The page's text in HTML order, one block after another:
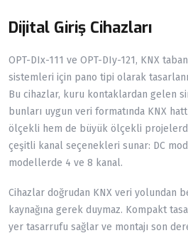
Dijital Giriş Cihazları
OPT-DIx-111 ve OPT-DIy-121, KNX
sistemleri için pano tipi olarak
Bu cihazlar, kuru kontaklardan gelen
bunları uygun veri formatında KNX
ölçekli hem de büyük ölçekli
çeşitli kanal seçenekleri sunar: DC
modellerde 4 ve 8 kanal.
Cihazlar doğrudan KNX veri yolundan
kaynağına gerek duymaz. Kompakt
yer tasarrufu sağlar ve montajı son